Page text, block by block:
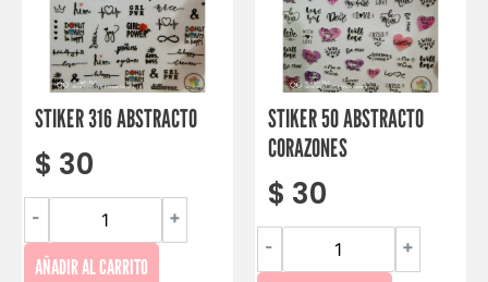
STIKER 316 ABSTRACTO
$ 30
- +
AÑADIR AL CARRITO
STIKER 50 ABSTRACTO
CORAZONES
$ 30
- +